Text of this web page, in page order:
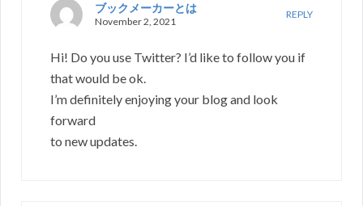
ブックメーカーとは
November 2, 2021
REPLY
Hi! Do you use Twitter? I’d like to follow you if
that would be ok.
I’m definitely enjoying your blog and look
forward
to new updates.